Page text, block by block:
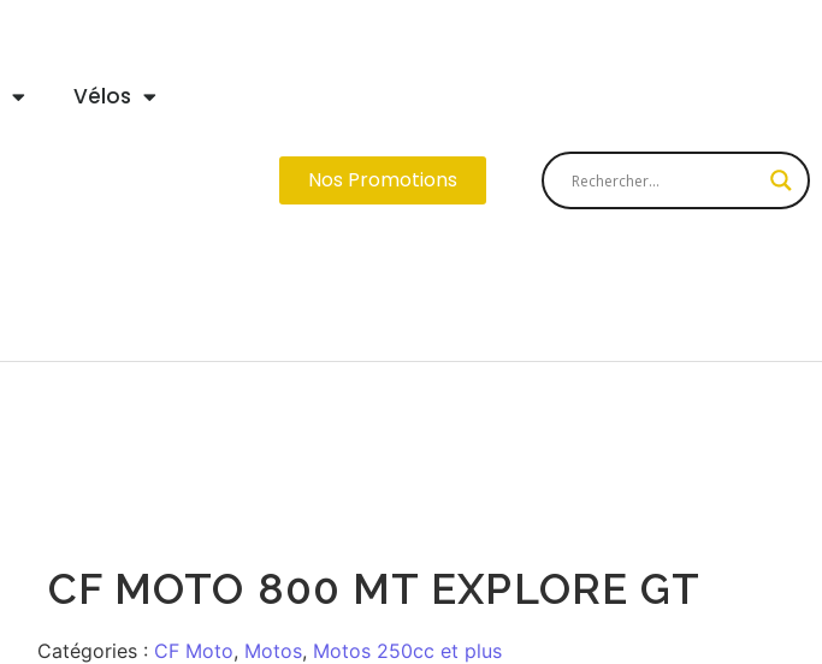
Vélos
Nos Promotions
CF MOTO 800 MT EXPLORE GT
Catégories : CF Moto, Motos, Motos 250cc et plus